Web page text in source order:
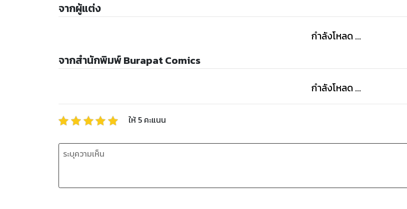
จากผู้แต่ง
กำลังโหลด ...
จากสำนักพิมพ์ Burapat Comics
กำลังโหลด ...
ให้ 5 คะแนน